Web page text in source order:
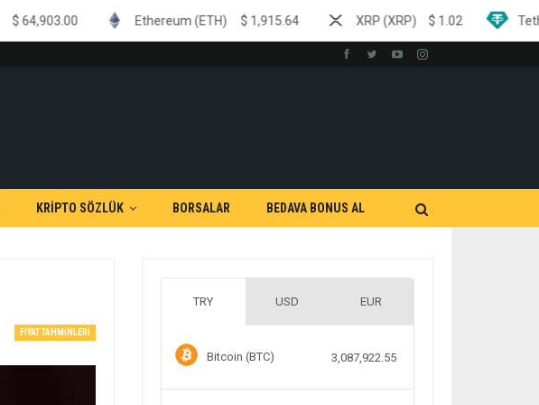
KRİPTO SÖZLÜK BORSALAR BEDAVA BONUS AL
FIYAT TAHMINLERI
TRY USD EUR
Bitcoin (BTC) 3,087,922.55
Ethereum (ETH) $1,915.64 XRP (XRP) $ 1.02 Tether (USDT) $